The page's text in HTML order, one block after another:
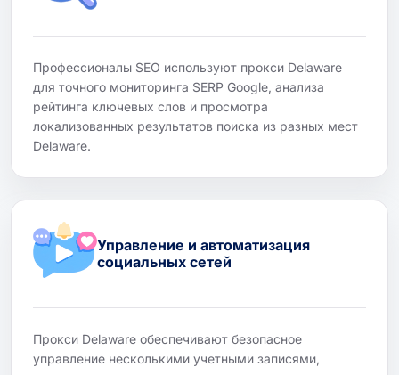
Профессионалы SEO используют прокси Delaware
для точного мониторинга SERP Google, анализа
рейтинга ключевых слов и просмотра
локализованных результатов поиска из разных мест
Delaware.
Управление и автоматизация
социальных сетей
Прокси Delaware обеспечивают безопасное
управление несколькими учетными записями,